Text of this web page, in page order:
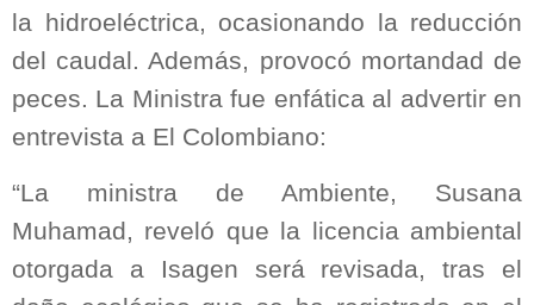
la hidroeléctrica, ocasionando la reducción
del caudal. Además, provocó mortandad de
peces. La Ministra fue enfática al advertir en
entrevista a El Colombiano:
“La ministra de Ambiente, Susana
Muhamad, reveló que la licencia ambiental
otorgada a Isagen será revisada, tras el